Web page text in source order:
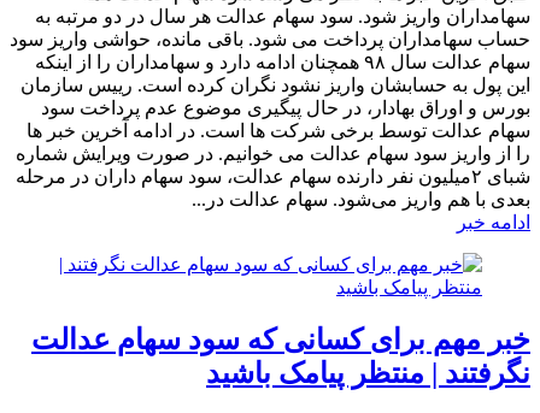
سهامداران واریز شود. سود سهام عدالت هر سال در دو مرتبه به
حساب سهامداران پرداخت می شود. باقی مانده، حواشی واریز سود
سهام عدالت سال ۹۸ همچنان ادامه دارد و سهامداران را از اینکه
این پول به حسابشان واریز نشود نگران کرده است. رییس سازمان
بورس و اوراق بهادار، در حال پیگیری موضوع عدم پرداخت سود
سهام عدالت توسط برخی شرکت ها است. در ادامه آخرین خبر ها
را از واریز سود سهام عدالت می خوانیم. در صورت ویرایش شماره
شبای ۲میلیون نفر دارنده سهام عدالت، سود سهام داران در مرحله
بعدی با هم واریز می‌شود. سهام عدالت در...
ادامه خبر
خبر مهم برای کسانی که سود سهام عدالت
نگرفتند | منتظر پیامک باشید